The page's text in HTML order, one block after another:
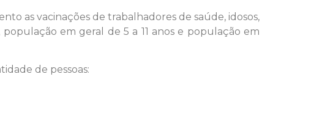
as vacinações de trabalhadores de saúde, idosos,
em geral de 5 a 11 anos e população em
de pessoas: